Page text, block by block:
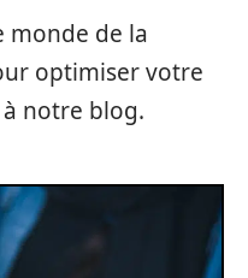
monde de la
optimiser votre
notre blog.